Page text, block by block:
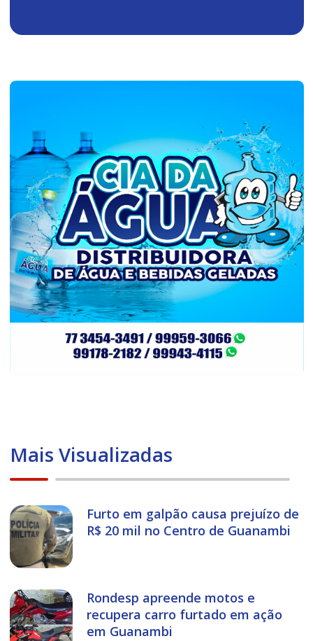
Mais Visualizadas
Furto em galpão causa prejuízo de
R$ 20 mil no Centro de Guanambi
Rondesp apreende motos e
recupera carro furtado em ação
em Guanambi